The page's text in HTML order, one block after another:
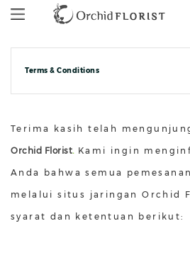
Terms & Conditions
Terima kasih telah
Orchid Florist.Kami ingin
Anda bahwa semua
melalui situs jaringan Orchid
syarat dan ketentuan berikut: